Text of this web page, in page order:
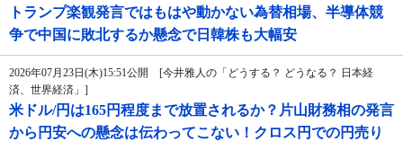
トランプ楽観発言ではもはや動かない為替相場、半導体競
争で中国に敗北するか懸念で日韓株も大幅安
2026年07月23日(木)15:51公開 [今井雅人の「どうする？ どうなる？ 日本経
済、世界経済」]
米ドル/円は165円程度まで放置されるか？片山財務相の発言
から円安への懸念は伝わってこない！クロス円での円売り